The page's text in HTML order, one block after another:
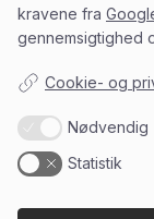
Load
kravene fra
gennemsigtighed
Cookie- og
Nødvendig
Statistik